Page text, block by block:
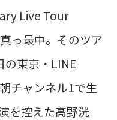
Live Tour
っ最中。そのツア
の東京・LINE
チャンネル1で生
を控えた高野洸